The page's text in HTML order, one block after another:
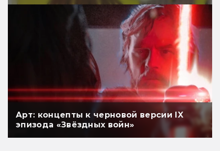
Арт: концепты к черновой версии IX
эпизода «Звёздных войн»